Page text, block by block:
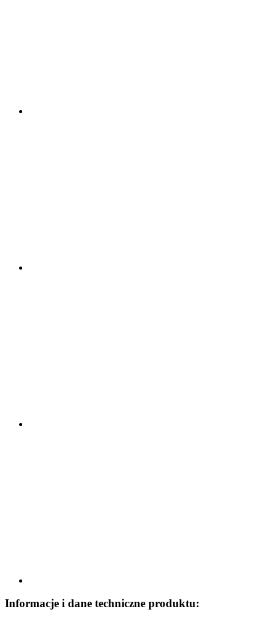
Informacje i dane techniczne produktu: